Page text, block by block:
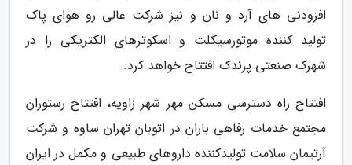
افزودنی های آرد و نان و نیز شرکت عالی رو هوای پاک
تولید کننده موتورسیکلت و اسکوترهای الکتریکی را در
شهرک صنعتی پرندک افتتاح خواهد کرد.
افتتاح راه دسترسی مسکن مهر شهر زاویه، افتتاح رستوران
مجتمع خدمات رفاهی باران در اتوبان تهران ساوه و شرکت
آرتیمان سلامت تولیدکننده داروهای طبیعی و مکمل در ایران